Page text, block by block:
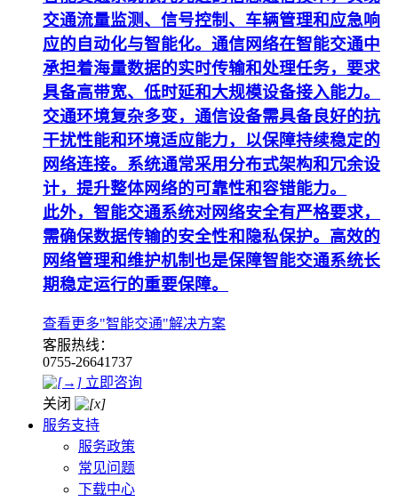
交通流量监测、信号控制、车辆管理和应急响
应的自动化与智能化。通信网络在智能交通中
承担着海量数据的实时传输和处理任务，要求
具备高带宽、低时延和大规模设备接入能力。
交通环境复杂多变，通信设备需具备良好的抗
干扰性能和环境适应能力，以保障持续稳定的
网络连接。系统通常采用分布式架构和冗余设
计，提升整体网络的可靠性和容错能力。
此外，智能交通系统对网络安全有严格要求，
需确保数据传输的安全性和隐私保护。高效的
网络管理和维护机制也是保障智能交通系统长
期稳定运行的重要保障。
查看更多"智能交通"解决方案
客服热线：
0755-26641737
立即咨询
关闭
服务支持
服务政策
常见问题
下载中心